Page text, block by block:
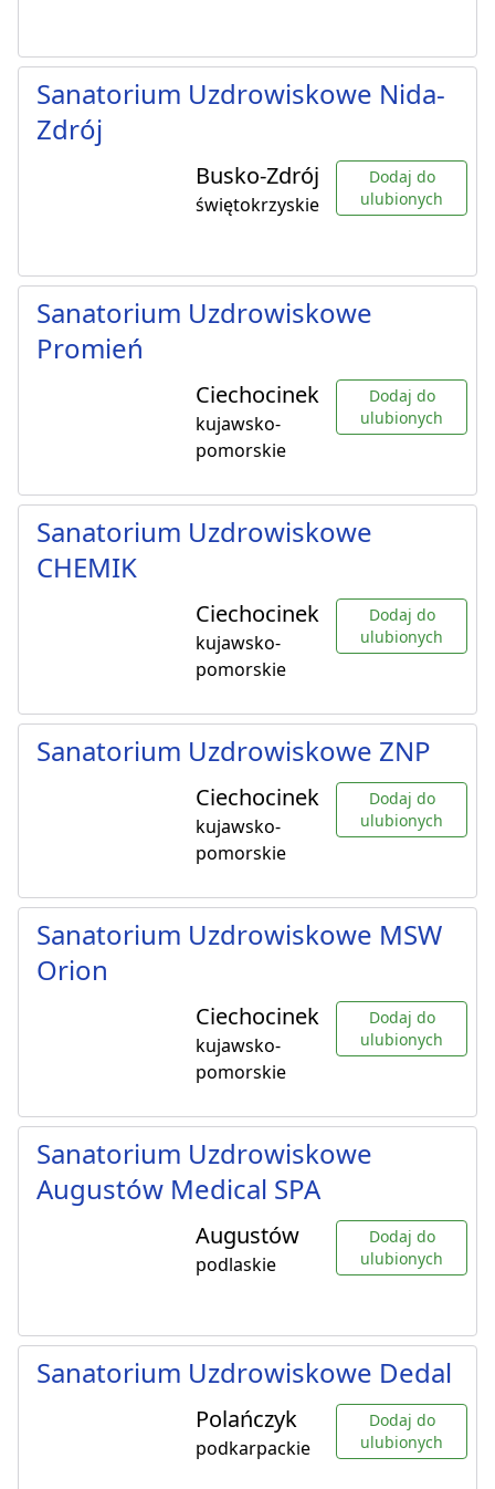
Sanatorium Uzdrowiskowe Nida-
Zdrój
Busko-Zdrój
świętokrzyskie
Dodaj do
ulubionych
Sanatorium Uzdrowiskowe
Promień
Ciechocinek
kujawsko-
pomorskie
Dodaj do
ulubionych
Sanatorium Uzdrowiskowe
CHEMIK
Ciechocinek
kujawsko-
pomorskie
Dodaj do
ulubionych
Sanatorium Uzdrowiskowe ZNP
Ciechocinek
kujawsko-
pomorskie
Dodaj do
ulubionych
Sanatorium Uzdrowiskowe MSW
Orion
Ciechocinek
kujawsko-
pomorskie
Dodaj do
ulubionych
Sanatorium Uzdrowiskowe
Augustów Medical SPA
Augustów
podlaskie
Dodaj do
ulubionych
Sanatorium Uzdrowiskowe Dedal
Polańczyk
podkarpackie
Dodaj do
ulubionych